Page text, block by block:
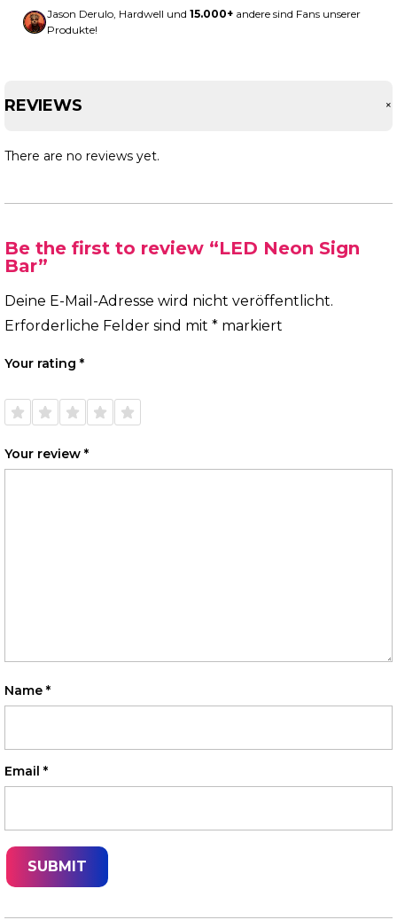
Jason Derulo, Hardwell und 15.000+ andere sind Fans unserer
Produkte!
REVIEWS +
There are no reviews yet.
Be the first to review “LED Neon Sign
Bar”
Deine E-Mail-Adresse wird nicht veröffentlicht.
Erforderliche Felder sind mit * markiert
Your rating *
Your review *
Name *
Email *